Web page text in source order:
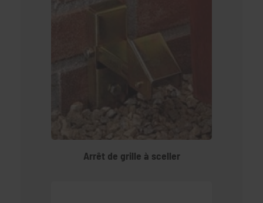
Arrêt de grille à sceller